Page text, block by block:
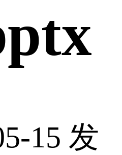
15 发